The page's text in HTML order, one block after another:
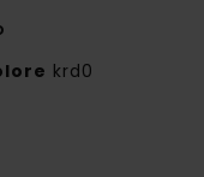
krd0